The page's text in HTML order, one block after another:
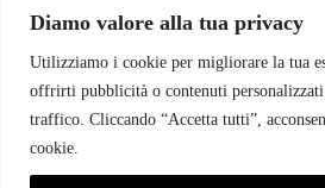
Diamo valore alla tua privacy
Utilizziamo i cookie per migliorare la tua
offrirti pubblicità o contenuti
traffico. Cliccando “Accetta tutti”,
cookie.
Concorsi pubblici
Pubblico impiego
Contratti con la pubblica
Vittime del dovere ed equiparati
CONTATTI